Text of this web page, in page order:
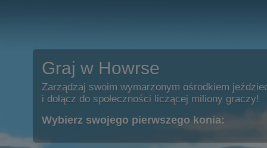
Graj w Howrse
Zarządzaj swoim wymarzonym ośrodkiem
i dołącz do społeczności liczącej miliony graczy!
Wybierz swojego pierwszego konia: